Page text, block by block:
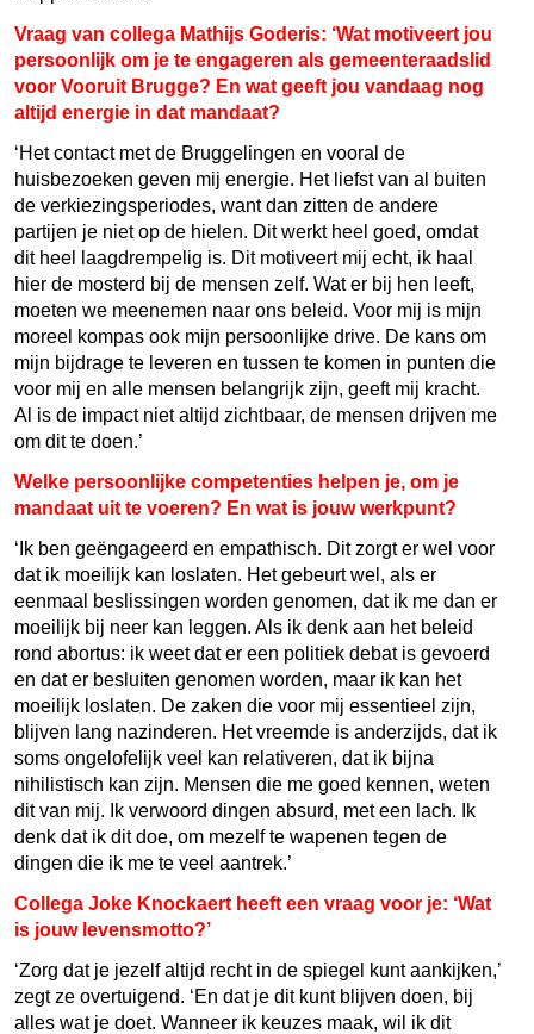
Vraag van collega Mathijs Goderis: ‘Wat motiveert jou
persoonlijk om je te engageren als gemeenteraadslid
voor Vooruit Brugge? En wat geeft jou vandaag nog
altijd energie in dat mandaat?
‘Het contact met de Bruggelingen en vooral de
huisbezoeken geven mij energie. Het liefst van al buiten
de verkiezingsperiodes, want dan zitten de andere
partijen je niet op de hielen. Dit werkt heel goed, omdat
dit heel laagdrempelig is. Dit motiveert mij echt, ik haal
hier de mosterd bij de mensen zelf. Wat er bij hen leeft,
moeten we meenemen naar ons beleid. Voor mij is mijn
moreel kompas ook mijn persoonlijke drive. De kans om
mijn bijdrage te leveren en tussen te komen in punten die
voor mij en alle mensen belangrijk zijn, geeft mij kracht.
Al is de impact niet altijd zichtbaar, de mensen drijven me
om dit te doen.’
Welke persoonlijke competenties helpen je, om je
mandaat uit te voeren? En wat is jouw werkpunt?
‘Ik ben geëngageerd en empathisch. Dit zorgt er wel voor
dat ik moeilijk kan loslaten. Het gebeurt wel, als er
eenmaal beslissingen worden genomen, dat ik me dan er
moeilijk bij neer kan leggen. Als ik denk aan het beleid
rond abortus: ik weet dat er een politiek debat is gevoerd
en dat er besluiten genomen worden, maar ik kan het
moeilijk loslaten. De zaken die voor mij essentieel zijn,
blijven lang nazinderen. Het vreemde is anderzijds, dat ik
soms ongelofelijk veel kan relativeren, dat ik bijna
nihilistisch kan zijn. Mensen die me goed kennen, weten
dit van mij. Ik verwoord dingen absurd, met een lach. Ik
denk dat ik dit doe, om mezelf te wapenen tegen de
dingen die ik me te veel aantrek.’
Collega Joke Knockaert heeft een vraag voor je: ‘Wat
is jouw levensmotto?’
‘Zorg dat je jezelf altijd recht in de spiegel kunt aankijken,’
zegt ze overtuigend. ‘En dat je dit kunt blijven doen, bij
alles wat je doet. Wanneer ik keuzes maak, wil ik dit